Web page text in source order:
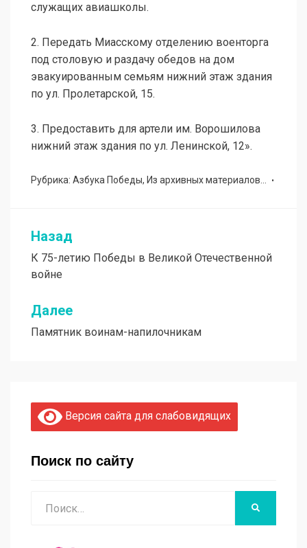
служащих авиашколы.
2. Передать Миасскому отделению военторга
под столовую и раздачу обедов на дом
эвакуированным семьям нижний этаж здания
по ул. Пролетарской, 15.
3. Предоставить для артели им. Ворошилова
нижний этаж здания по ул. Ленинской, 12».
Рубрика: Азбука Победы, Из архивных материалов...
Навигация
по
Назад
К 75-летию Победы в Великой Отечественной
войне
Далее
Памятник воинам-напилочникам
Версия сайта для слабовидящих
Поиск по сайту